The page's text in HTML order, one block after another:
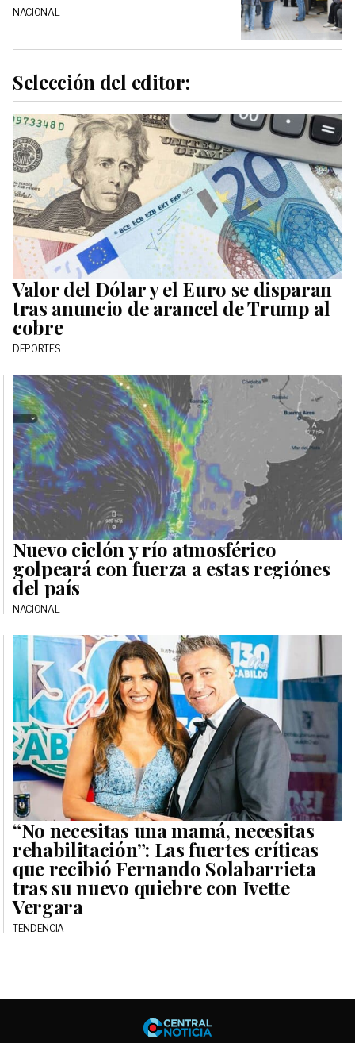
NACIONAL
Selección del editor:
Valor del Dólar y el Euro se disparan
tras anuncio de arancel de Trump al
cobre
DEPORTES
Nuevo ciclón y río atmosférico
golpeará con fuerza a estas regiónes
del país
NACIONAL
“No necesitas una mamá, necesitas
rehabilitación”: Las fuertes críticas
que recibió Fernando Solabarrieta
tras su nuevo quiebre con Ivette
Vergara
TENDENCIA